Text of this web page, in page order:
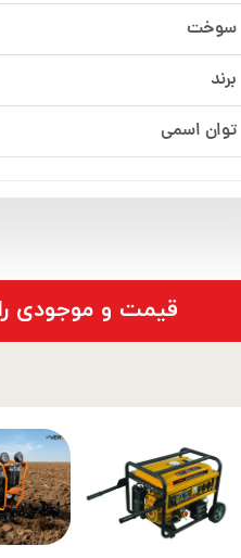
سوخت
برند
توان اسمی
​قیمت و موجودی